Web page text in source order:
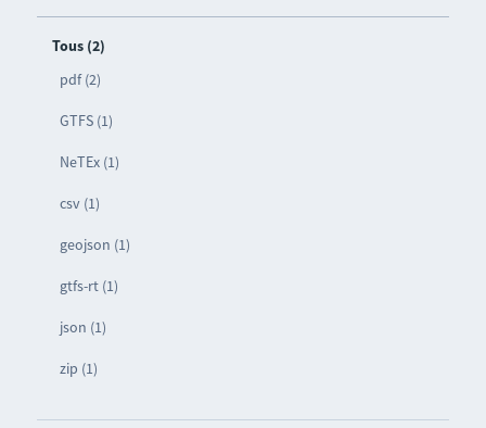
Tous (2)
pdf (2)
GTFS (1)
NeTEx (1)
csv (1)
geojson (1)
gtfs-rt (1)
json (1)
zip (1)